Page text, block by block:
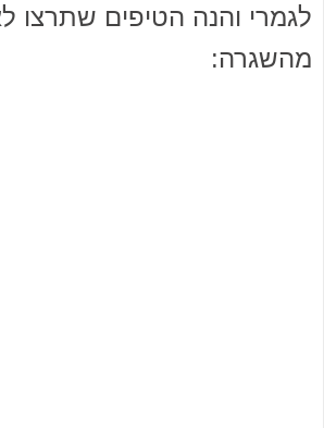
לגמרי והנה הטיפים שתרצו
מהשגרה: